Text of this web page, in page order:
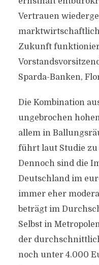
Vertrauen
Zukunft
Sparda-Banken,
Die Kombination
ungebrochen
allem in
führt laut Studie zu
Dennoch sind die
Deutschland im
immer eher
beträgt im
Selbst in
der
noch unter 4.000